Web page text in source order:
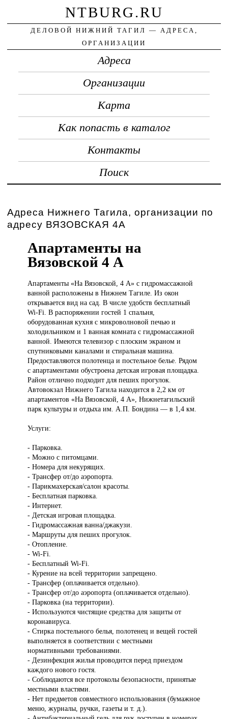
NTBURG.RU
ДЕЛОВОЙ НИЖНИЙ ТАГИЛ — АДРЕСА,
ОРГАНИЗАЦИИ
Адреса
Организации
Карта
Как попасть в каталог
Контакты
Поиск
Адреса Нижнего Тагила, организации по
адресу ВЯЗОВСКАЯ 4А
Апартаменты на
Вязовской 4 A
Апартаменты «НаВязовской, 4 А» с гидромассажной
ванной расположены в Нижнем Тагиле. Из окон
открывается вид на сад. В числе удобств бесплатный
Wi-Fi. В распоряжении гостей 1 спальня,
оборудованная кухня с микроволновой печью и
холодильником и 1 ванная комната с гидромассажной
ванной. Имеются телевизор с плоским экраном и
спутниковыми каналами и стиральная машина.
Предоставляются полотенца и постельное белье. Рядом
с апартаментами обустроена детская игровая площадка.
Район отлично подходит для пеших прогулок.
Автовокзал Нижнего Тагила находится в 2,2 км от
апартаментов «На Вязовской, 4 А», Нижнетагильский
парк культуры и отдыха им. А.П. Бондина — в 1,4 км.
Услуги:
- Парковка.
- Можно с питомцами.
- Номера для некурящих.
- Трансфер от/до аэропорта.
- Парикмахерская/салон красоты.
- Бесплатная парковка.
- Интернет.
- Детская игровая площадка.
- Гидромассажная ванна/джакузи.
- Маршруты для пеших прогулок.
- Отопление.
- Wi-Fi.
- Бесплатный Wi-Fi.
- Курение на всей территории запрещено.
- Трансфер (оплачивается отдельно).
- Трансфер от/до аэропорта (оплачивается отдельно).
- Парковка (на территории).
- Используются чистящие средства для защиты от
коронавируса.
- Стирка постельного белья, полотенец и вещей гостей
выполняется в соответствии с местными
нормативными требованиями.
- Дезинфекция жилья проводится перед приездом
каждого нового гостя.
- Соблюдаются все протоколы безопасности, принятые
местными властями.
- Нет предметов совместного использования (бумажное
меню, журналы, ручки, газеты и т. д.).